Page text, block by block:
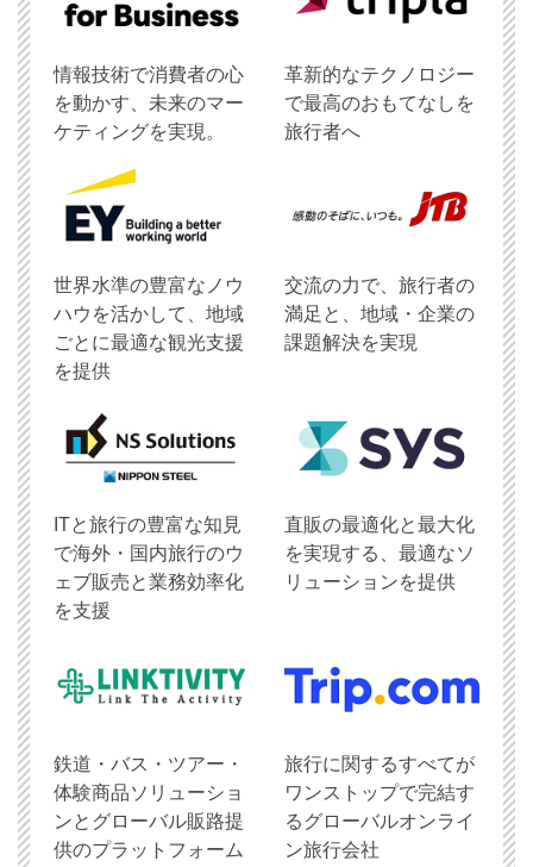
情報技術で消費者の心
を動かす、未来のマー
ケティングを実現。
革新的なテクノロジー
で最高のおもてなしを
旅行者へ
世界水準の豊富なノウ
ハウを活かして、地域
ごとに最適な観光支援
を提供
交流の力で、旅行者の
満足と、地域・企業の
課題解決を実現
ITと旅行の豊富な知見
で海外・国内旅行のウ
ェブ販売と業務効率化
を支援
直販の最適化と最大化
を実現する、最適なソ
リューションを提供
鉄道・バス・ツアー・
体験商品ソリューショ
ンとグローバル販路提
供のプラットフォーム
旅行に関するすべてが
ワンストップで完結す
るグローバルオンライ
ン旅行会社